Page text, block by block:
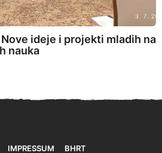
ideje i projekti mladih na
nauka
IMPRESSUM BHRT